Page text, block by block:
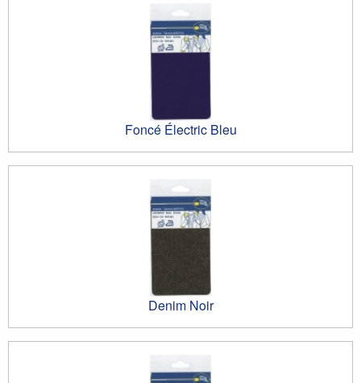
Foncé Électric Bleu
Denim Noir